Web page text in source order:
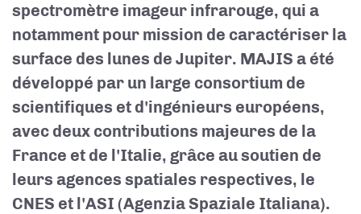
spectromètre imageur infrarouge, qui a
notamment pour mission de caractériser la
surface des lunes de Jupiter. MAJIS a été
développé par un large consortium de
scientifiques et d'ingénieurs européens,
avec deux contributions majeures de la
France et de l'Italie, grâce au soutien de
leurs agences spatiales respectives, le
CNES et l'ASI (Agenzia Spaziale Italiana).